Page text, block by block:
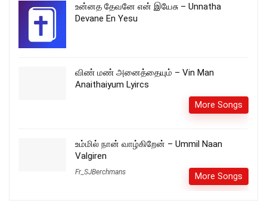
உன்னத தேவனே என் இயேசு – Unnatha
Devane En Yesu
விண் மண் அனைத்தையும் – Vin Man
Anaithaiyum Lyircs
More Songs
உம்மில் நான் வாழ்கிறேன் – Ummil Naan
Valgiren
Fr_SJBerchmans More Songs